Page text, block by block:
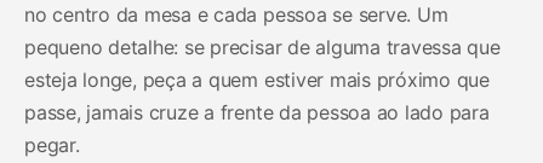
no centro da mesa e cada pessoa se serve. Um
pequeno detalhe: se precisar de alguma travessa que
esteja longe, peça a quem estiver mais próximo que
passe, jamais cruze a frente da pessoa ao lado para
pegar.